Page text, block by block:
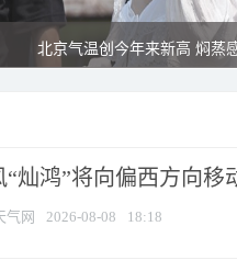
北京气温创今年来新高 焖蒸
“灿鸿”将向偏西方向移
气网 2026-08-08 18:18